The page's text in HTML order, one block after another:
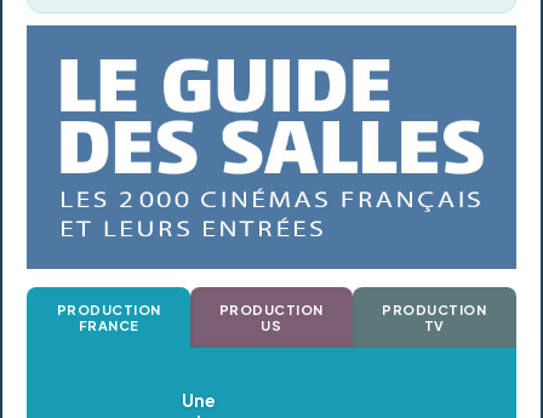
PRODUCTION
FRANCE
PRODUCTION
US
PRODUCTION
TV
Oldeupe